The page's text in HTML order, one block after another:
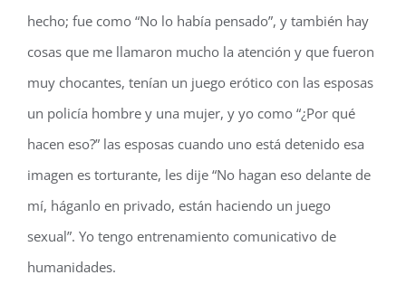
hecho; fue como “No lo había pensado”, y también hay
cosas que me llamaron mucho la atención y que fueron
muy chocantes, tenían un juego erótico con las esposas
un policía hombre y una mujer, y yo como “¿Por qué
hacen eso?” las esposas cuando uno está detenido esa
imagen es torturante, les dije “No hagan eso delante de
mí, háganlo en privado, están haciendo un juego
sexual”. Yo tengo entrenamiento comunicativo de
humanidades.